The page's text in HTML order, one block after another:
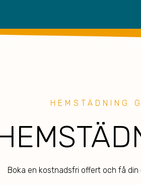
HEMSTÄDNING
Boka en kostnadsfri offert och få din